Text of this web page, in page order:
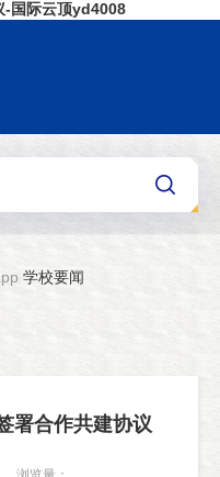
-国际云顶yd4008
学校要闻
署合作共建协议